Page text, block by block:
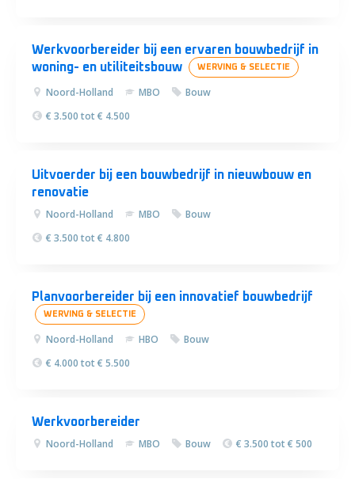
Werkvoorbereider bij een ervaren bouwbedrijf in
woning- en utiliteitsbouw
WERVING & SELECTIE
Noord-Holland MBO
Bouw
€ 3.500 tot € 4.500
Uitvoerder bij een bouwbedrijf in nieuwbouw en
renovatie
Noord-Holland MBO
Bouw
€ 3.500 tot € 4.800
Planvoorbereider bij een innovatief bouwbedrijf
WERVING & SELECTIE
Noord-Holland HBO
Bouw
€ 4.000 tot € 5.500
Werkvoorbereider
Noord-Holland MBO Bouw € 3.500 tot € 500